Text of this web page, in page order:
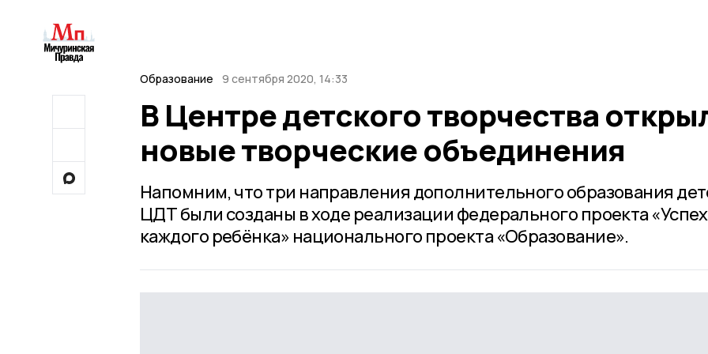
Образование 9 сентября 2020, 14:33
В Центре детского творчества
новые творческие объединения
Напомним, что три направления дополнительного образования
ЦДТ были созданы в ходе​ реализации федерального проекта «Успех
каждого ребёнка» национального проекта «Образование».